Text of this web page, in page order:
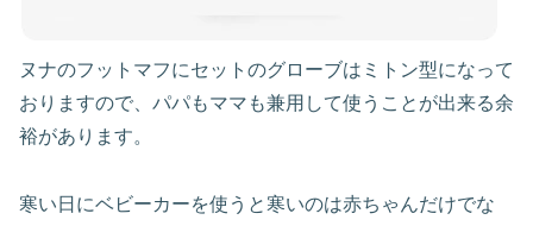
ヌナのフットマフにセットのグローブはミトン型になって
おりますので、パパもママも兼用して使うことが出来る余
裕があります。
寒い日にベビーカーを使うと寒いのは赤ちゃんだけでな